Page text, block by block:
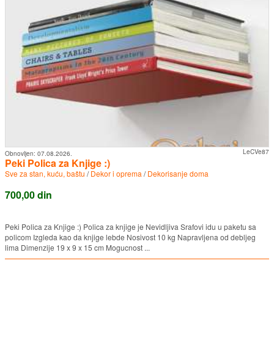
LeCVe87
Obnovljen: 07.08.2026.
Peki Polica za Knjige :)
Sve za stan, kuću, baštu /Dekor i oprema /Dekorisanje doma
700,00 din
Peki Polica za Knjige :) Polica za knjige je Nevidljiva Srafovi idu u paketu sa
policom Izgleda kao da knjige lebde Nosivost 10 kg Napravljena od debljeg
lima Dimenzije 19 x 9 x 15 cm Mogucnost ...